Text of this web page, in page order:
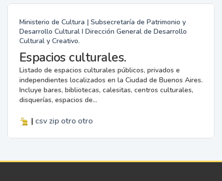
Ministerio de Cultura | Subsecretaría de Patrimonio y
Desarrollo Cultural I Dirección General de Desarrollo
Cultural y Creativo.
Espacios culturales.
Listado de espacios culturales públicos, privados e
independientes localizados en la Ciudad de Buenos Aires.
Incluye bares, bibliotecas, calesitas, centros culturales,
disquerías, espacios de...
| csv zip otro otro